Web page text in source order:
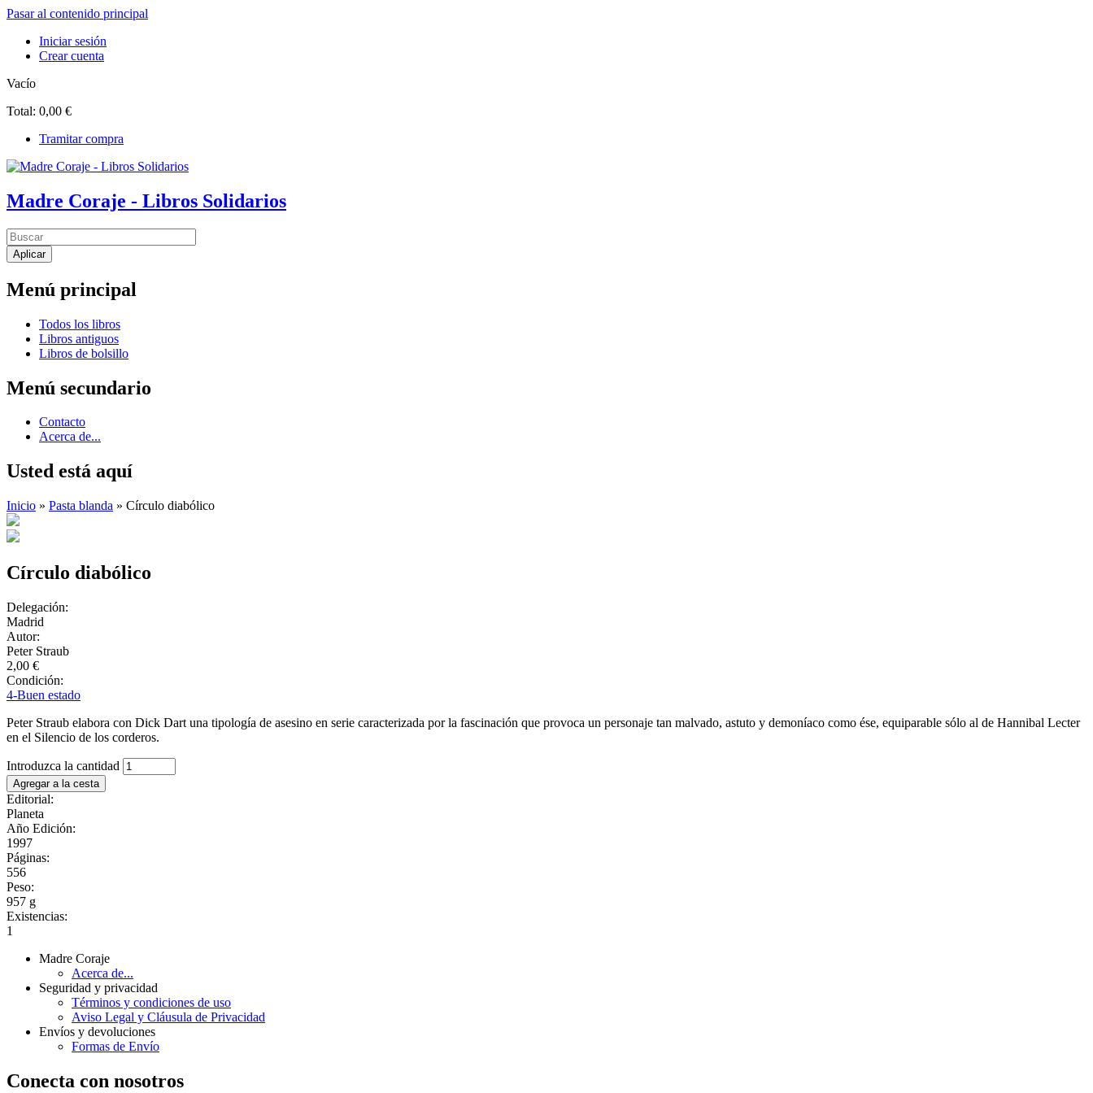
Pasar al contenido principal
Iniciar sesión
Crear cuenta
Vacío
Total: 0,00 €
Tramitar compra
Madre Coraje - Libros Solidarios
Menú principal
Todos los libros
Libros antiguos
Libros de bolsillo
Menú secundario
Contacto
Acerca de...
Usted está aquí
Inicio » Pasta blanda » Círculo diabólico
Círculo diabólico
Delegación:
Madrid
Autor:
Peter Straub
2,00 €
Condición:
4-Buen estado
Peter Straub elabora con Dick Dart una tipología de asesino en serie caracterizada por la fascinación que provoca un personaje tan malvado, astuto y demoníaco como ése, equiparable sólo al de Hannibal Lecter
en el Silencio de los corderos.
Introduzca la cantidad
Editorial:
Planeta
Año Edición:
1997
Páginas:
556
Peso:
957 g
Existencias:
1
Madre Coraje
Acerca de...
Seguridad y privacidad
Términos y condiciones de uso
Aviso Legal y Cláusula de Privacidad
Envíos y devoluciones
Formas de Envío
Conecta con nosotros